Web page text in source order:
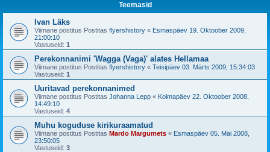
Teemasid
Ivan Läks
Viimane postitus Postitas flyershistory « Esmaspäev 19. Oktoober 2009,
21:00:10
Vastuseid: 1
Perekonnanimi 'Wagga (Vaga)' alates Hellamaa
Viimane postitus Postitas flyershistory « Teisipäev 03. Märts 2009, 15:34:03
Vastuseid: 1
Uuritavad perekonnanimed
Viimane postitus Postitas Johanna Lepp « Kolmapäev 22. Oktoober 2008,
14:49:10
Vastuseid: 4
Muhu koguduse kirikuraamatud
Viimane postitus Postitas Mardo Margumets « Esmaspäev 05. Mai 2008,
23:50:05
Vastuseid: 3